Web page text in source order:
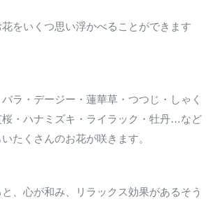
をいくつ思い浮かべることができます
ラ・デージー・蓮華草・つつじ・しゃく
桜・ハナミズキ・ライラック・牡丹…など
たくさんのお花が咲きます。
、心が和み、リラックス効果があるそう